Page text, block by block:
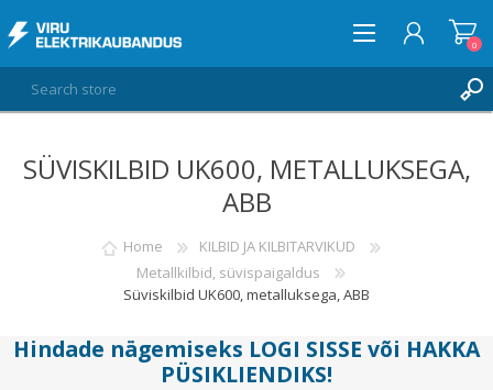
LOG IN
0
SÜVISKILBID UK600, METALLUKSEGA,
ABB
Home
KILBID JA KILBITARVIKUD
Metallkilbid, süvispaigaldus
Süviskilbid UK600, metalluksega, ABB
Hindade nägemiseks LOGI SISSE või HAKKA
PÜSIKLIENDIKS!